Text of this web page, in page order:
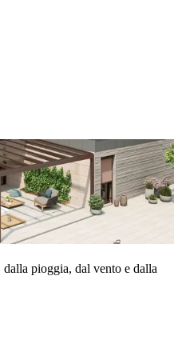
pioggia, dal vento e dalla